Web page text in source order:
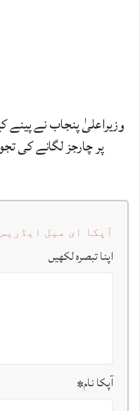
وزیراعلیٰ پنجاب نے پینے
پر چارجز لگانے کی
آپکا ای میل
اپنا تبصرہ لکھیں
آپکا نام*